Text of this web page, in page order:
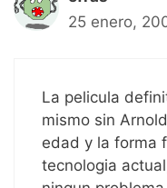
25 enero,
La pelicula
mismo sin
edad y la forma
tecnologia